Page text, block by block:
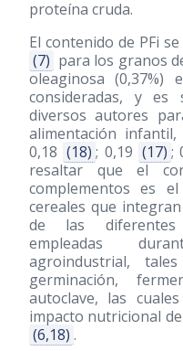
proteína cruda.
El contenido de PFi
(7) para los granos
oleaginosa (0,37%)
consideradas, y
diversos autores
alimentación
0,18 (18) ; 0,19 (17) ;
resaltar que el
complementos es
cereales que
de las diferentes
empleadas
agroindustrial,
germinación,
autoclave, las
impacto nutricional
(6,18) .